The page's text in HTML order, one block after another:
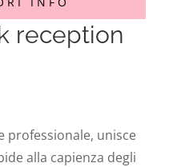
reception
professionale, unisce
alla capienza degli